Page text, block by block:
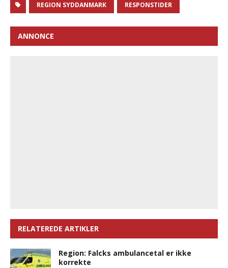
REGION SYDDANMARK RESPONSTIDER
ANNONCE
RELATEREDE ARTIKLER
Region: Falcks ambulancetal er ikke
korrekte